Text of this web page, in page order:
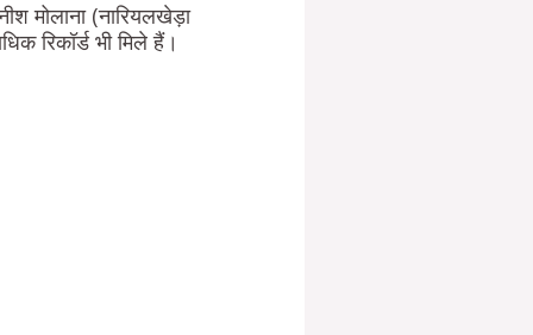
मोलाना (नारियलखेड़ा
रिकॉर्ड भी मिले हैं।